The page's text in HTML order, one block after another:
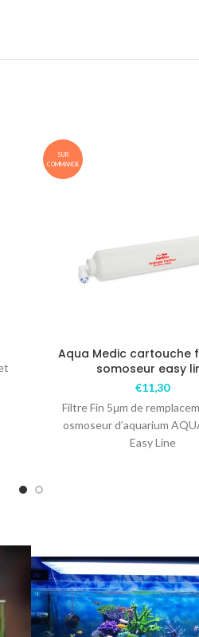
SUR
COMMANDE
Aqua Medic cartouche
somoseur easy
€11,30
Filtre Fin 5μm de
osmoseur d’aquarium
Easy Line